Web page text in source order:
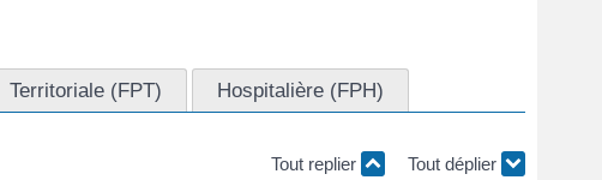
Territoriale (FPT) Hospitalière (FPH)
Tout replier Tout déplier